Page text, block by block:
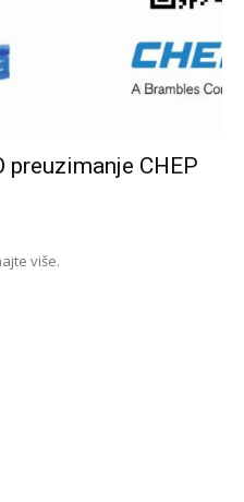
preuzimanje CHEP
više.